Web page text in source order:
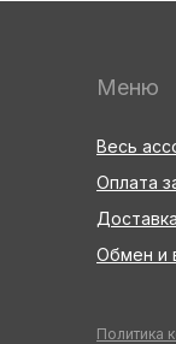
Политика
Обмен и
Доставка
Оплата
Меню
Весь